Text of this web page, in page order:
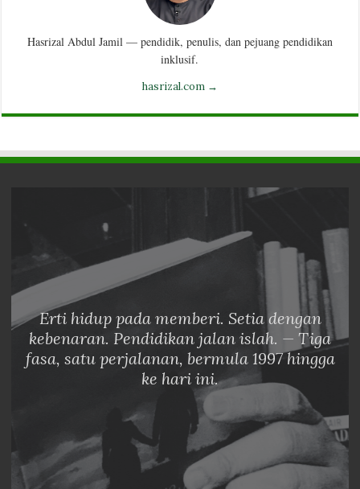
Hasrizal Abdul Jamil — pendidik, penulis, dan pejuang pendidikan
inklusif.
hasrizal.com →
Erti hidup pada memberi. Setia dengan
kebenaran. Pendidikan jalan islah. — Tiga
fasa, satu perjalanan, bermula 1997 hingga
ke hari ini.